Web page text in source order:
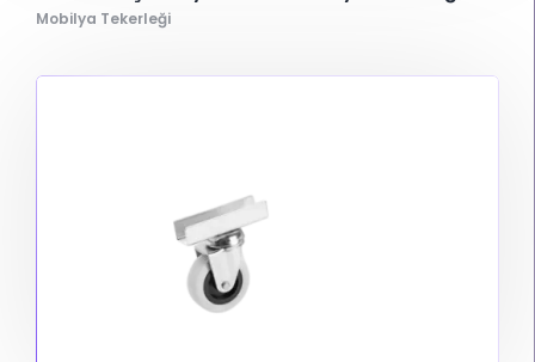
Mobilya Tekerleği